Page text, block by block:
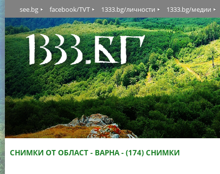
see.bg facebook/TVT 1333.bg/личности 1333.bg/медии
СНИМКИ ОТ ОБЛАСТ - ВАРНА - (174) СНИМКИ